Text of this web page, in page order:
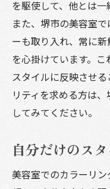
を駆使して、他とは一
また、堺市の美容室
ーも取り入れ、常に
を心掛けています。
スタイルに反映させ
リティを求める方は
してみてください。
自分だけのス
美容室でのカラーリ